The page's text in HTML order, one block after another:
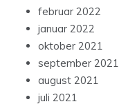
februar 2022
januar 2022
oktober 2021
september 2021
august 2021
juli 2021